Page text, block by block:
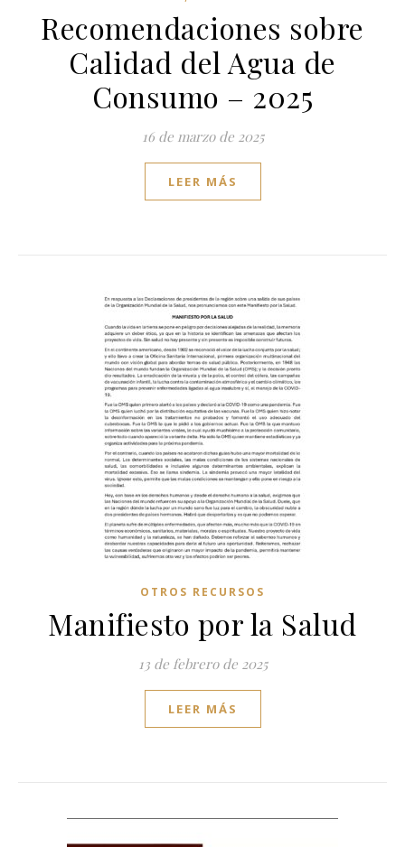
Recomendaciones sobre
Calidad del Agua de
Consumo – 2025
16 de marzo de 2025
LEER MÁS
OTROS RECURSOS
Manifiesto por la Salud
13 de febrero de 2025
LEER MÁS